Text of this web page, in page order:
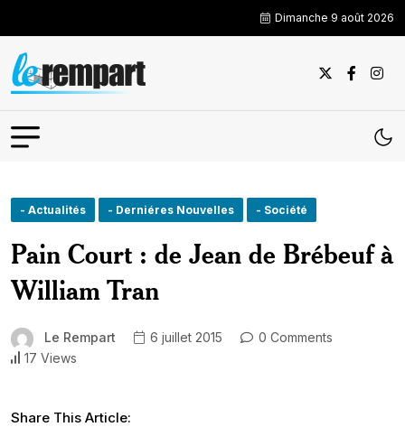
Dimanche 9 août 2026
- Actualités - Derniéres Nouvelles - Société
Pain Court : de Jean de Brébeuf à
William Tran
Le Rempart 6 juillet 2015
0 Comments
17 Views
Share This Article: